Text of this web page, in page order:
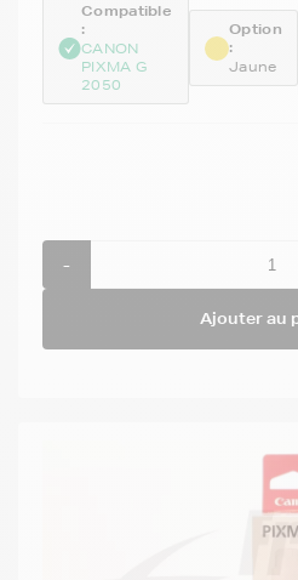
Compatible
:
CANON
PIXMA G
2050
Option
:
Jaune
-
Ajouter au